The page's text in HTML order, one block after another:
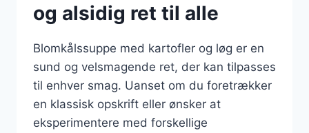
og alsidig ret til alle
Blomkålssuppe med kartofler og løg er en
sund og velsmagende ret, der kan tilpasses
til enhver smag. Uanset om du foretrækker
en klassisk opskrift eller ønsker at
eksperimentere med forskellige